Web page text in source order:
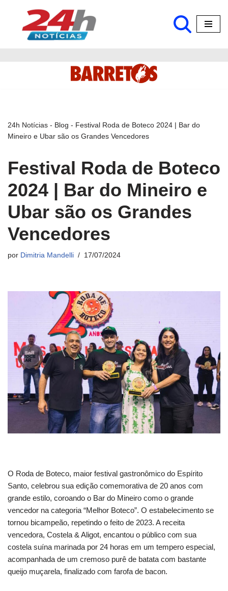
Pular
24h Notícias - Blog - Festival Roda de Boteco 2024 | Bar do
Mineiro e Ubar são os Grandes Vencedores
Festival Roda de Boteco
2024 | Bar do Mineiro e
Ubar são os Grandes
Vencedores
por Dimitria Mandelli 17/07/2024
O Roda de Boteco, maior festival gastronômico do Espírito
Santo, celebrou sua edição comemorativa de 20 anos com
grande estilo, coroando o Bar do Mineiro como o grande
vencedor na categoria “Melhor Boteco”. O estabelecimento se
tornou bicampeão, repetindo o feito de 2023. A receita
vencedora, Costela & Aligot, encantou o público com sua
costela suína marinada por 24 horas em um tempero especial,
acompanhada de um cremoso purê de batata com bastante
queijo muçarela, finalizado com farofa de bacon.